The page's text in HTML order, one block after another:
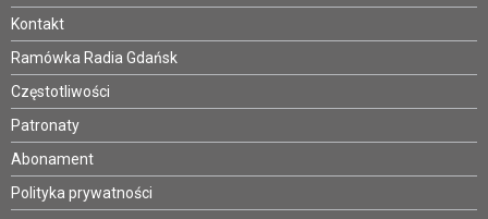
Kontakt
Ramówka Radia Gdańsk
Częstotliwości
Patronaty
Abonament
Polityka prywatności